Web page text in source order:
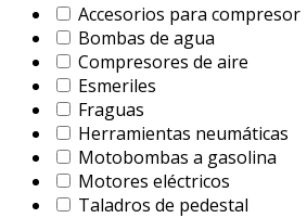
Accesorios para compresor
Bombas de agua
Compresores de aire
Esmeriles
Fraguas
Herramientas neumáticas
Motobombas a gasolina
Motores eléctricos
Taladros de pedestal